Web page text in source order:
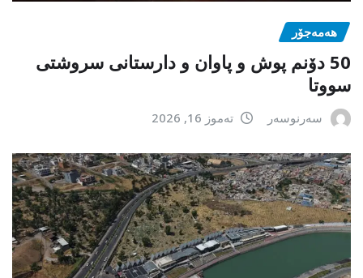
هەمەجۆر
50 دۆنم پوش و پاوان و دارستانی سروشتی
سووتا
سەرنوسەر تەموز 16, 2026